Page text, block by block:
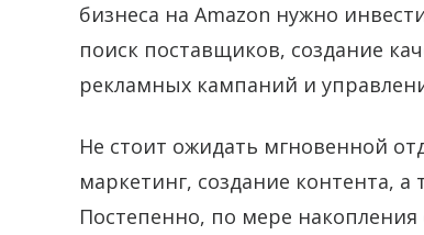
бизнеса на Amazon нужно
поиск поставщиков, создание
рекламных кампаний и
Не стоит ожидать мгновенной
маркетинг, создание контента,
Постепенно, по мере